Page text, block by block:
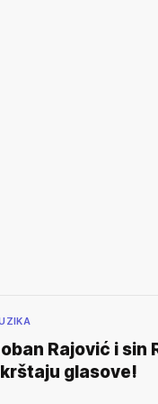
Rajović i sin
glasove!